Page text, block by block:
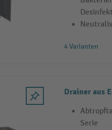
4 Varianten
Drainer aus
Serie